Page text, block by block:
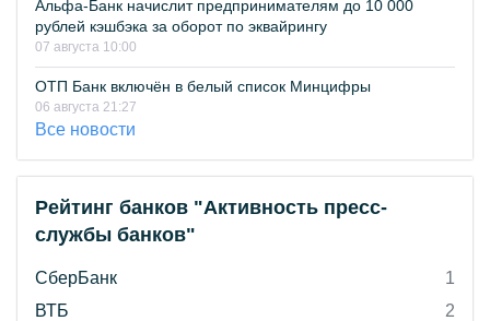
Альфа-Банк начислит предпринимателям до 10 000
рублей кэшбэка за оборот по эквайрингу
07 августа 10:00
ОТП Банк включён в белый список Минцифры
06 августа 21:27
Все новости
Рейтинг банков "Активность пресс-
службы банков"
СберБанк
1
ВТБ
2